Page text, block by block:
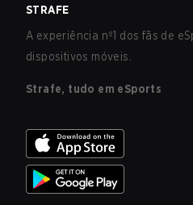
STRAFE
A experiência nº1 dos fãs de
dispositivos móveis.
Strafe, tudo em eSports